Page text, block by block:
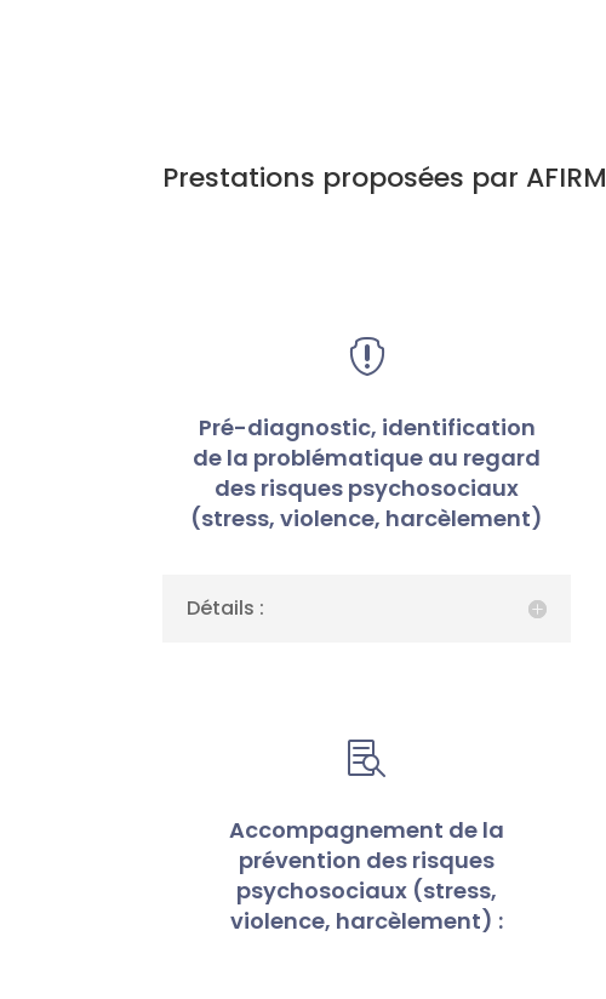
Prestations proposées par AFIRM

Pré-diagnostic, identification
de la problématique au regard
des risques psychosociaux
(stress, violence, harcèlement)
Détails :

Accompagnement de la
prévention des risques
psychosociaux (stress,
violence, harcèlement) :